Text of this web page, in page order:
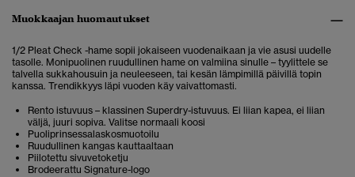
Muokkaajan huomautukset
1/2 Pleat Check -hame sopii jokaiseen vuodenaikaan ja vie asusi uudelle
tasolle. Monipuolinen ruudullinen hame on valmiina sinulle – tyylittele se
talvella sukkahousuin ja neuleeseen, tai kesän lämpimillä päivillä topin
kanssa. Trendikkyys läpi vuoden käy vaivattomasti.
Rento istuvuus – klassinen Superdry-istuvuus. Ei liian kapea, ei liian
väljä, juuri sopiva. Valitse normaali koosi
Puoliprinsessalaskosmuotoilu
Ruudullinen kangas kauttaaltaan
Piilotettu sivuvetoketju
Brodeerattu Signature-logo